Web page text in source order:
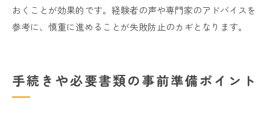
おくことが効果的です。経験者の声や専門家のアドバイスを
参考に、慎重に進めることが失敗防止のカギとなります。
手続きや必要書類の事前準備ポイント